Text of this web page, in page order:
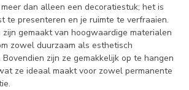
dan alleen een decoratiestuk; het is
te presenteren en je ruimte te verfraaien.
gemaakt van hoogwaardige materialen
zowel duurzaam als esthetisch
zijn ze gemakkelijk op te hangen
ze ideaal maakt voor zowel permanente